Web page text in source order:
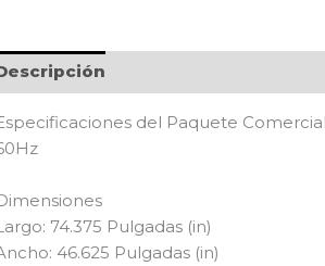
del Paquete
74.375 Pulgadas (in)
46.625 Pulgadas (in)